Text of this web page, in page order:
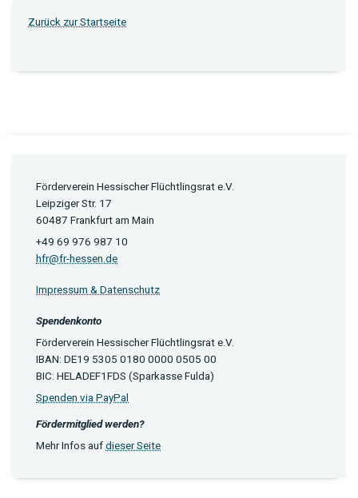
Zurück zur Startseite
Förderverein Hessischer Flüchtlingsrat e.V.
Leipziger Str. 17
60487 Frankfurt am Main
+49 69 976 987 10
hfr@fr-hessen.de
Impressum & Datenschutz
Spendenkonto
Förderverein Hessischer Flüchtlingsrat e.V.
IBAN: DE19 5305 0180 0000 0505 00
BIC: HELADEF1FDS (Sparkasse Fulda)
Spenden via PayPal
Fördermitglied werden?
Mehr Infos aufdieser Seite